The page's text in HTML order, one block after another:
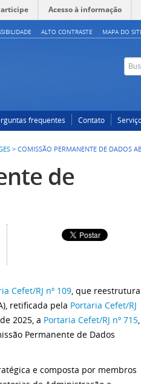
Acesso à informação
ALTO CONTRASTE MAPA DO
frequentes Contato
> COMISSÃO PERMANENTE DE DADOS
de
Cefet/RJ nº 109, que reestrutura
retificada pela Portaria Cefet/RJ
2025, a Portaria Cefet/RJ nº 715,
Permanente de Dados
e composta por membros